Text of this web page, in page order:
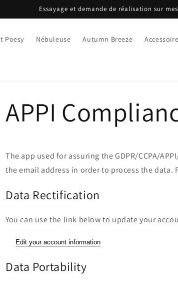
Essayage et demande de réalisation sur
Poesy Nébuleuse Autumn Breeze
APPI
The app used for assuring the GDPR/CCPA/
the email address in order to process the data.
Data Rectification
You can use the link below to update your
Edit your account information
Data Portability